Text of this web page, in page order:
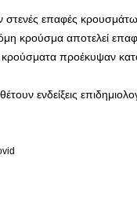
στενές επαφές
κρούσμα αποτελεί
κρούσματα προέκυψαν
ενδείξεις